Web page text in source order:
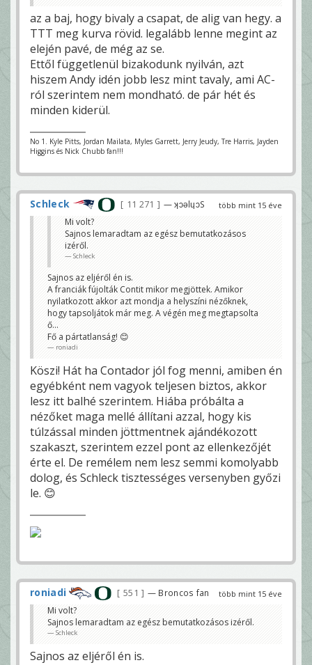
az a baj, hogy bivaly a csapat, de alig van hegy. a
TTT meg kurva rövid. legalább lenne megint az
elején pavé, de még az se.
Ettől függetlenül bizakodunk nyilván, azt
hiszem Andy idén jobb lesz mint tavaly, ami AC-
ról szerintem nem mondható. de pár hét és
minden kiderül.
No 1. Kyle Pitts, Jordan Mailata, Myles Garrett, Jerry Jeudy, Tre Harris, Jayden
Higgins és Nick Chubb fan!!!
több mint 15 éve
Schleck 11 271 — ʞɔǝlɥɔS
Mi volt?
Sajnos lemaradtam az egész bemutatkozásos
izéről.
Schleck
Sajnos az eljéről én is.
A franciák fújolták Contit mikor megjöttek. Amikor
nyilatkozott akkor azt mondja a helyszíni nézőknek,
hogy tapsoljátok már meg. A végén meg megtapsolta
ő...
Fő a pártatlanság! 😊
roniadi
Köszi! Hát ha Contador jól fog menni, amiben én
egyébként nem vagyok teljesen biztos, akkor
lesz itt balhé szerintem. Hiába próbálta a
nézőket maga mellé állítani azzal, hogy kis
túlzással minden jöttmentnek ajándékozott
szakaszt, szerintem ezzel pont az ellenkezőjét
érte el. De remélem nem lesz semmi komolyabb
dolog, és Schleck tisztességes versenyben győzi
le. 😊
több mint 15 éve
roniadi 551 — Broncos fan
Mi volt?
Sajnos lemaradtam az egész bemutatkozásos izéről.
Schleck
Sajnos az eljéről én is.